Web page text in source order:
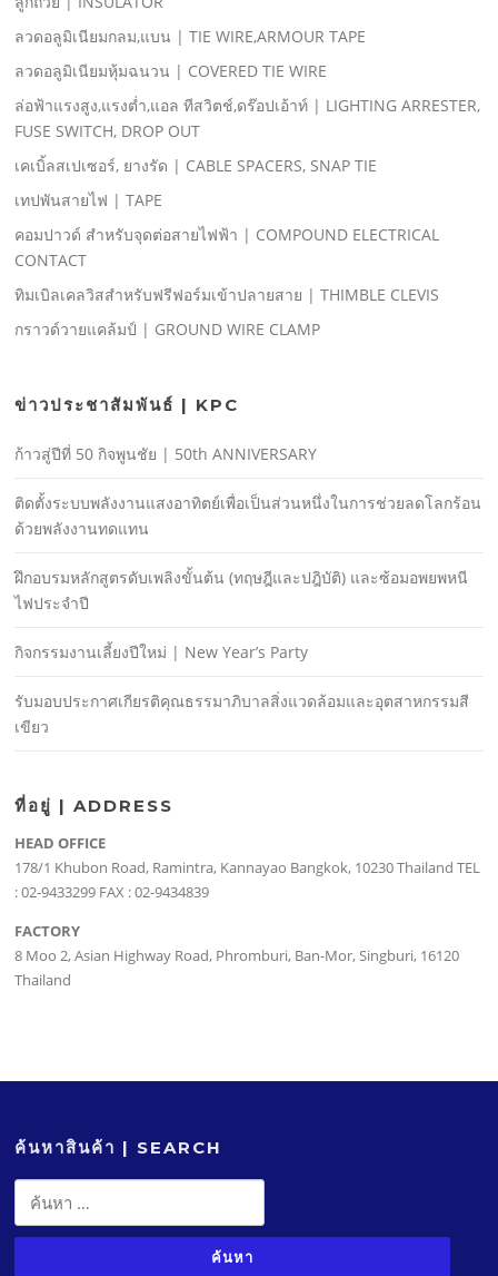
ลวดอลูมิเนียมกลม,แบน | TIE WIRE,ARMOUR TAPE
ลวดอลูมิเนียมหุ้มฉนวน | COVERED TIE WIRE
ล่อฟ้าแรงสูง,แรงตํ่า,แอล ทีสวิตช์,ดร๊อปเอ้าท์ | LIGHTING ARRESTER,
FUSE SWITCH, DROP OUT
เคเบิ้ลสเปเซอร์, ยางรัด | CABLE SPACERS, SNAP TIE
เทปพันสายไฟ | TAPE
คอมปาวด์ สําหรับจุดต่อสายไฟฟ้า | COMPOUND ELECTRICAL
CONTACT
ทิมเบิลเคลวิสสําหรับฟรีฟอร์มเข้าปลายสาย | THIMBLE CLEVIS
กราวด์วายแคล้มป์ | GROUND WIRE CLAMP
ข่าวประชาสัมพันธ์ | KPC
ก้าวสู่ปีที่ 50 กิจพูนชัย | 50th ANNIVERSARY
ติดตั้งระบบพลังงานแสงอาทิตย์เพื่อเป็นส่วนหนึ่งในการช่วยลดโลกร้อน
ด้วยพลังงานทดแทน
ฝึกอบรมหลักสูตรดับเพลิงขั้นต้น (ทฤษฎีและปฎิบัติ) และซ้อมอพยพหนี
ไฟประจําปี
กิจกรรมงานเลี้ยงปีใหม่ | New Year’s Party
รับมอบประกาศเกียรติคุณธรรมาภิบาลสิ่งแวดล้อมและอุตสาหกรรมสี
เขียว
ที่อยู่ | ADDRESS
HEAD OFFICE
178/1 Khubon Road, Ramintra, Kannayao Bangkok, 10230 Thailand TEL
: 02-9433299 FAX : 02-9434839
FACTORY
8 Moo 2, Asian Highway Road, Phromburi, Ban-Mor, Singburi, 16120
Thailand
ค้นหาสินค้า | SEARCH
ค้นหา
สำหรับ: